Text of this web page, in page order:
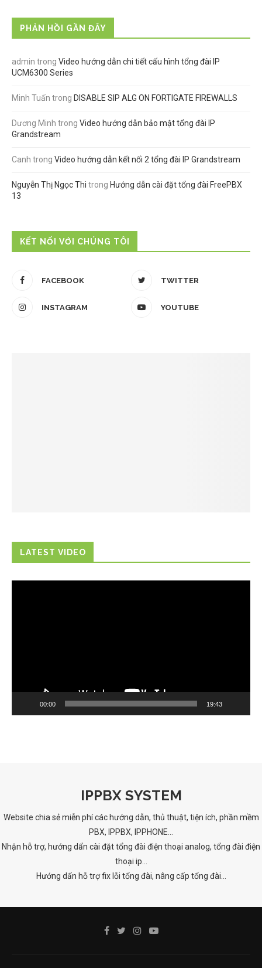
PHẢN HỒI GẦN ĐÂY
admin trong Video hướng dẫn chi tiết cấu hình tổng đài IP
UCM6300 Series
Minh Tuấn trong DISABLE SIP ALG ON FORTIGATE FIREWALLS
Dương Minh trong Video hướng dẫn bảo mật tổng đài IP
Grandstream
Canh trong Video hướng dẫn kết nối 2 tổng đài IP Grandstream
Nguyễn Thị Ngọc Thi trong Hướng dẫn cài đặt tổng đài FreePBX
13
KẾT NỐI VỚI CHÚNG TÔI
FACEBOOK TWITTER
INSTAGRAM YOUTUBE
LATEST VIDEO
00:00 19:43
IPPBX SYSTEM
Website chia sẻ miễn phí các hướng dẫn, thủ thuật, tiện ích, phần mềm
PBX, IPPBX, IPPHONE...
Nhận hỗ trợ, hướng dẩn cài đặt tổng đài điện thoại analog, tổng đài điện
thoại ip...
Hướng dẩn hỗ trợ fix lỗi tổng đài, nâng cấp tổng đài...